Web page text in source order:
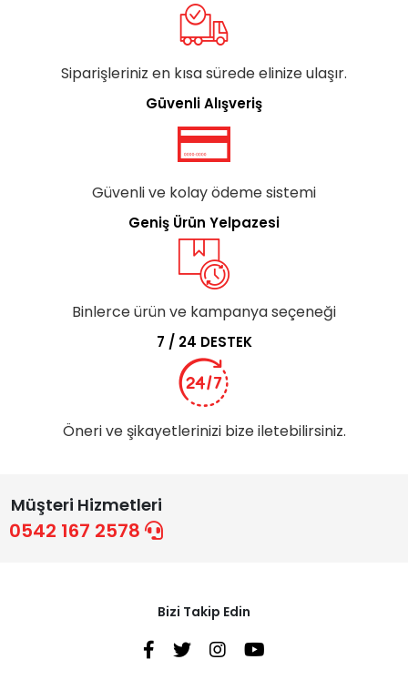
Siparişleriniz en kısa sürede elinize ulaşır.
Güvenli Alışveriş
Güvenli ve kolay ödeme sistemi
Geniş Ürün Yelpazesi
Binlerce ürün ve kampanya seçeneği
7 / 24 DESTEK
Öneri ve şikayetlerinizi bize iletebilirsiniz.
Müşteri Hizmetleri
0542 167 2578
Bizi Takip Edin